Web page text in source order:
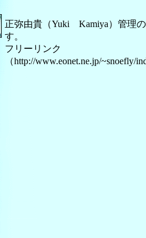
正弥由貴（Yuki Kamiya）管理
す。
フリーリンク
（http://www.eonet.ne.jp/~snoefly/